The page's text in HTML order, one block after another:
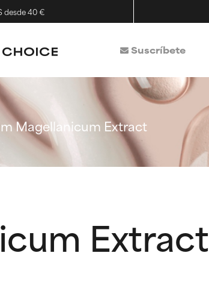
desde 40 €
Suscríbete
Magellanicum Extract
Extract